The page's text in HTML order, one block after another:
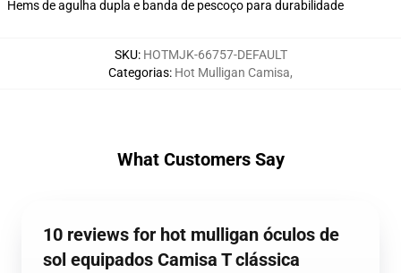
Hems de agulha dupla e banda de pescoço para durabilidade
SKU: HOTMJK-66757-DEFAULT
Categorias: Hot Mulligan Camisa,
What Customers Say
10 reviews for hot mulligan óculos de
sol equipados Camisa T clássica